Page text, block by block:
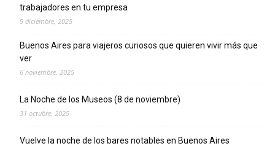
trabajadores en tu empresa
9 diciembre, 2025
Buenos Aires para viajeros curiosos que quieren vivir más que
ver
6 noviembre, 2025
La Noche de los Museos (8 de noviembre)
31 octubre, 2025
Vuelve la noche de los bares notables en Buenos Aires